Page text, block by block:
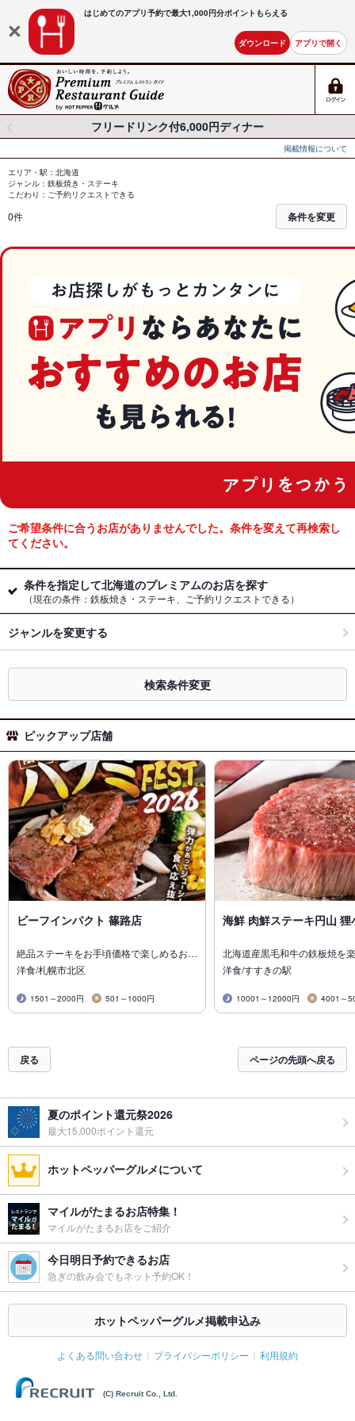
はじめてのアプリ予約で最大1,000円分ポイントもらえる
ダウンロード アプリで開く
フリードリンク付6,000円ディナー
掲載情報について
エリア・駅：北海道
ジャンル：鉄板焼き・ステーキ
こだわり：ご予約リクエストできる
0件 条件を変更
ご希望条件に合うお店がありませんでした。条件を変えて再検索し
てください。
条件を指定して北海道のプレミアムのお店を探す
（現在の条件：鉄板焼き・ステーキ、ご予約リクエストできる）
ジャンルを変更する
検索条件変更
ピックアップ店舗
ビーフインパクト 篠路店
絶品ステーキをお手頃価格で楽しめるお…
洋食/札幌市北区
1501～2000円 501～1000円
海鮮 肉鮮ステーキ円山 狸
北海道産黒毛和牛の鉄板焼を
洋食/すすきの駅
10001～12000円 4001～
戻る ページの先頭へ戻る
夏のポイント還元祭2026
最大15,000ポイント還元
ホットペッパーグルメについて
マイルがたまるお店特集！
マイルがたまるお店をご紹介
今日明日予約できるお店
急ぎの飲み会でもネット予約OK！
ホットペッパーグルメ掲載申込み
よくある問い合わせ プライバシーポリシー 利用規約
(C) Recruit Co., Ltd.